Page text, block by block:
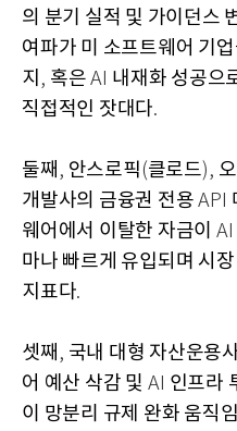
의 분기 실적 및 가이던스
여파가 미 소프트웨어 기
지 , 혹은 AI 내재화 성공으
직접적인 잣대다.
둘째 , 안스로픽 (클로드),
개발사의 금융권 전용 API
웨어에서 이탈한 자금이 AI
마나 빠르게 유입되며 시
지표다.
셋째 , 국내 대형 자산운용
어 예산 삭감 및 AI 인프라
이 망분리 규제 완화 움직